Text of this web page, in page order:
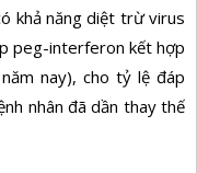
khả năng diệt trừ virus
peg-interferon kết hợp
nay), cho tỷ lệ đáp
nhân đã dần thay thế